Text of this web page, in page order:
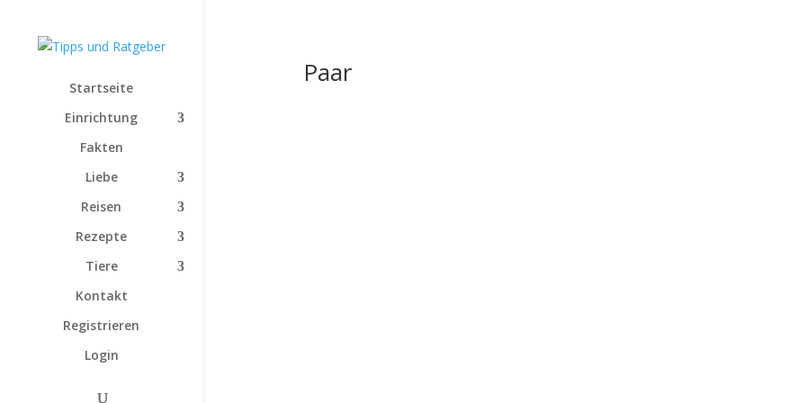
Startseite
Einrichtung
Fakten
Liebe
Reisen
Rezepte
Tiere
Kontakt
Registrieren
Login
Paar